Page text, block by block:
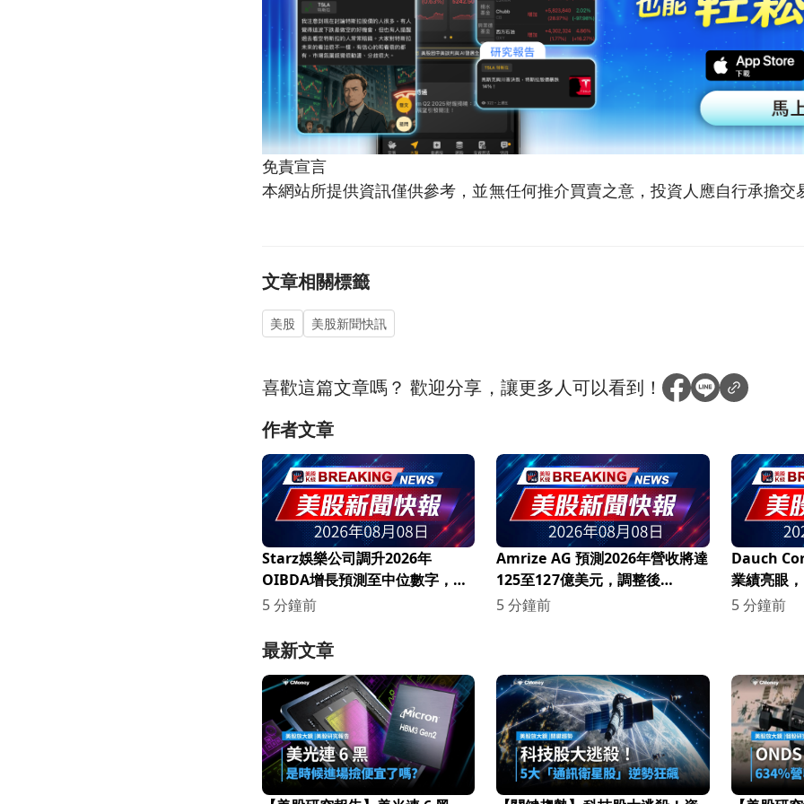
免責宣言
本網站所提供資訊僅供參考，並無任何推介買賣之意，投資人應自行承擔交
文章相關標籤
美股 美股新聞快訊
喜歡這篇文章嗎？歡迎分享，讓更多人可以看到！
作者文章
Starz娛樂公司調升2026年
OIBDA增長預測至中位數字，並
計畫將槓桿率降至約2.7倍！
5 分鐘前
Amrize AG 預測2026年營收將達
125至127億美元，調整後
EBITDA目標為31至32億美元，
5 分鐘前
Dauch
業績亮眼
108 億美
5 分鐘前
最新文章